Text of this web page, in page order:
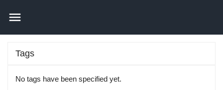

Tags
No tags have been specified yet.